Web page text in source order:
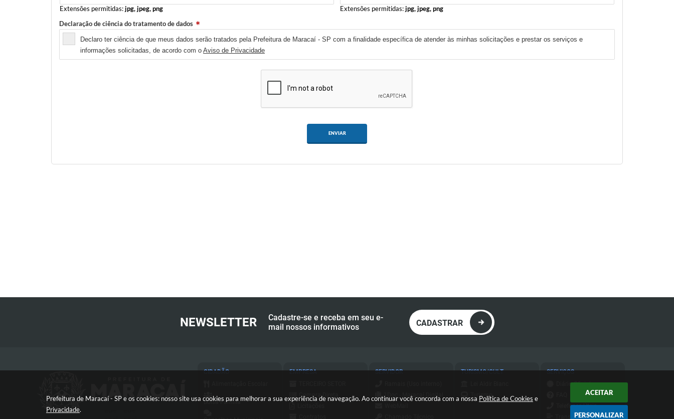
Prefeitura de Maracaí - SP e os cookies: nosso site usa cookies para melhorar a sua experiência de navegação. Ao continuar você concorda com a nossa Política de Cookies e
Privacidade.
ACEITAR
PERSONALIZAR
Extensões permitidas:jpg, jpeg, png Extensões permitidas:jpg, jpeg, png
Declaração de ciência do tratamento de dados
Declaro ter ciência de que meus dados serão tratados pela Prefeitura de Maracaí - SP com a finalidade específica de atender às minhas solicitações e prestar os serviços e
informações solicitadas, de acordo com o Aviso de Privacidade
ENVIAR
NEWSLETTER
Cadastre-se e receba em seu e-
mail nossos informativos
CADASTRAR
CIDADÃO
Bolsa Família
EMPRESA
Compra Direta
SERVIDOR
1Doc - Maracaí Digital
TURISMO/CULT
Turismo
SERVIÇOS
Diário Oficial
Telefones Úteis
Transparência